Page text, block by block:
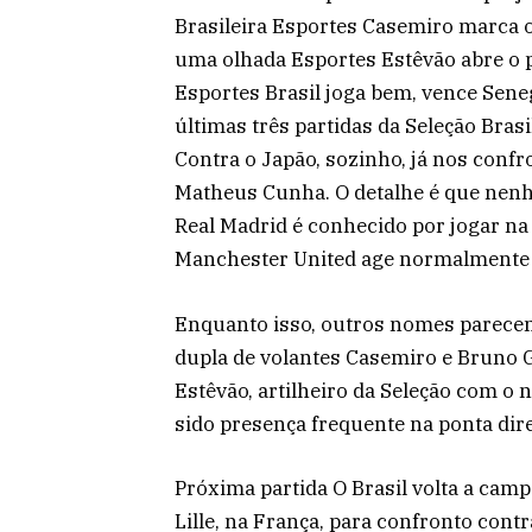
Brasileira Esportes Casemiro marca
uma olhada Esportes Estêvão abre o
Esportes Brasil joga bem, vence
últimas três partidas da Seleção
Contra o Japão, sozinho, já nos
Matheus Cunha. O detalhe é que
Real Madrid é conhecido por jogar
Manchester United age
Enquanto isso, outros nomes
dupla de volantes Casemiro e Bruno
Estêvão, artilheiro da Seleção com
sido presença frequente na ponta
Próxima partida O Brasil volta a
Lille, na França, para confronto